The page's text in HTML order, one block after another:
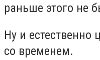
раньше этого не
Ну и естественно
со временем.